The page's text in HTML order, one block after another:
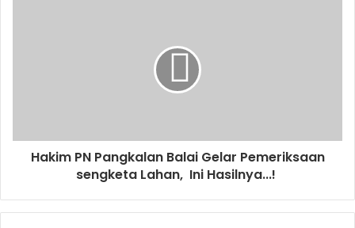
Hakim PN Pangkalan Balai Gelar Pemeriksaan
sengketa Lahan, Ini Hasilnya...!